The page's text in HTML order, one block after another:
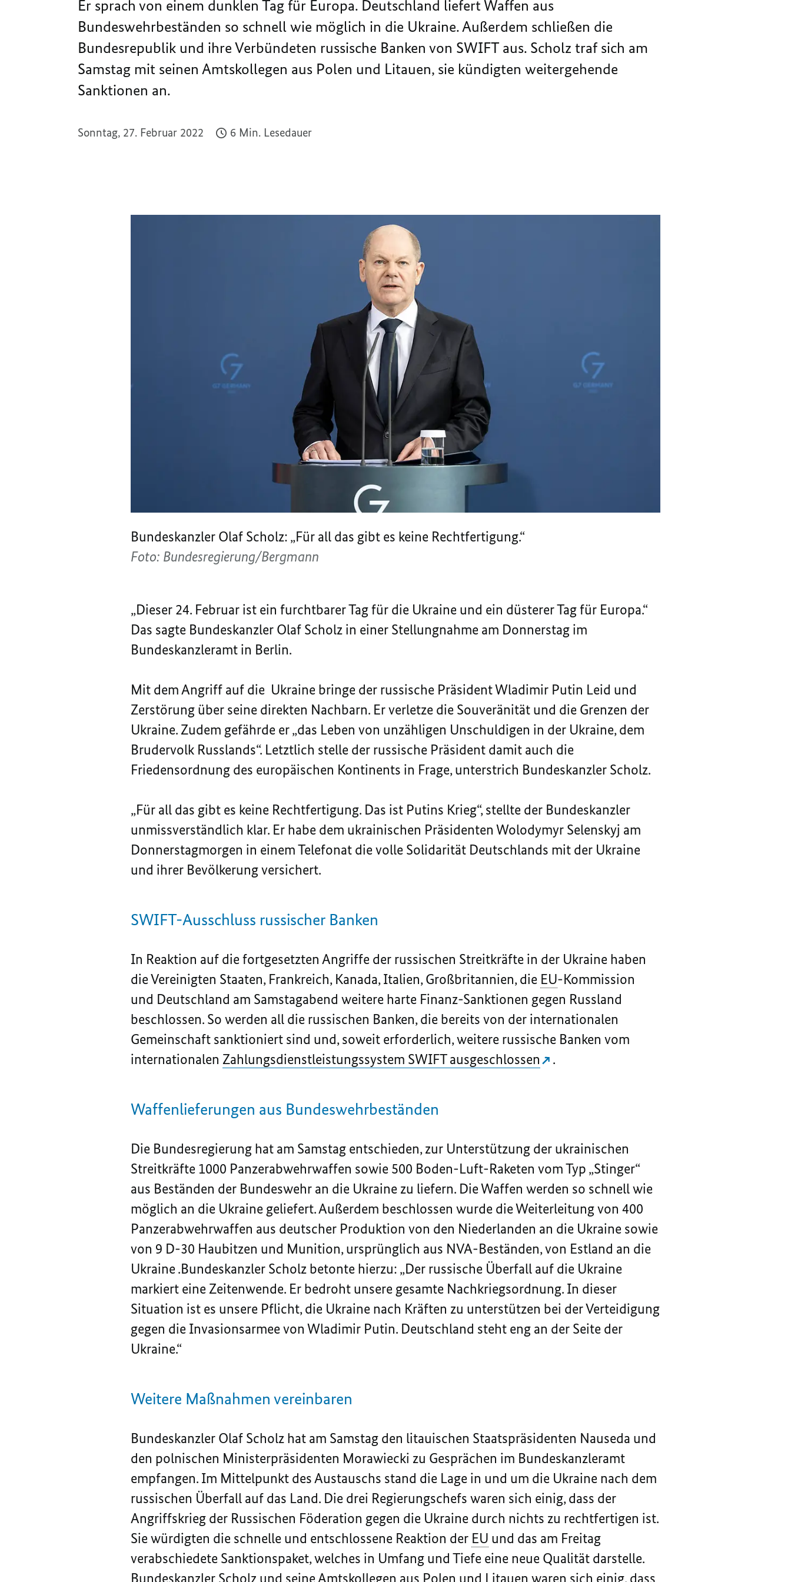
Er sprach von einem dunklen Tag für Europa. Deutschland liefert Waffen aus
Bundeswehrbeständen so schnell wie möglich in die Ukraine. Außerdem schließen die
Bundesrepublik und ihre Verbündeten russische Banken von SWIFT aus. Scholz traf sich am
Samstag mit seinen Amtskollegen aus Polen und Litauen, sie kündigten weitergehende
Sanktionen an.
Sonntag, 27. Februar 2022 6 Min. Lesedauer
Bundeskanzler Olaf Scholz: „Für all das gibt es keine Rechtfertigung.“
Foto: Bundesregierung/Bergmann
„Dieser 24. Februar ist ein furchtbarer Tag für die Ukraine und ein düsterer Tag für Europa.“
Das sagte Bundeskanzler Olaf Scholz in einer Stellungnahme am Donnerstag im
Bundeskanzleramt in Berlin.
Mit dem Angriff auf die Ukraine bringe der russische Präsident Wladimir Putin Leid und
Zerstörung über seine direkten Nachbarn. Er verletze die Souveränität und die Grenzen der
Ukraine. Zudem gefährde er „das Leben von unzähligen Unschuldigen in der Ukraine, dem
Brudervolk Russlands“. Letztlich stelle der russische Präsident damit auch die
Friedensordnung des europäischen Kontinents in Frage, unterstrich Bundeskanzler Scholz.
„Für all das gibt es keine Rechtfertigung. Das ist Putins Krieg“, stellte der Bundeskanzler
unmissverständlich klar. Er habe dem ukrainischen Präsidenten Wolodymyr Selenskyj am
Donnerstagmorgen in einem Telefonat die volle Solidarität Deutschlands mit der Ukraine
und ihrer Bevölkerung versichert.
SWIFT-Ausschluss russischer Banken
In Reaktion auf die fortgesetzten Angriffe der russischen Streitkräfte in der Ukraine haben
die Vereinigten Staaten, Frankreich, Kanada, Italien, Großbritannien, die EU-Kommission
und Deutschland am Samstagabend weitere harte Finanz-Sanktionen gegen Russland
beschlossen. So werden all die russischen Banken, die bereits von der internationalen
Gemeinschaft sanktioniert sind und, soweit erforderlich, weitere russische Banken vom
internationalen Zahlungsdienstleistungssystem SWIFT ausgeschlossen .
Waffenlieferungen aus Bundeswehrbeständen
Die Bundesregierung hat am Samstag entschieden, zur Unterstützung der ukrainischen
Streitkräfte 1000 Panzerabwehrwaffen sowie 500 Boden-Luft-Raketen vom Typ „Stinger“
aus Beständen der Bundeswehr an die Ukraine zu liefern. Die Waffen werden so schnell wie
möglich an die Ukraine geliefert. Außerdem beschlossen wurde die Weiterleitung von 400
Panzerabwehrwaffen aus deutscher Produktion von den Niederlanden an die Ukraine sowie
von 9 D-30 Haubitzen und Munition, ursprünglich aus NVA-Beständen, von Estland an die
Ukraine .Bundeskanzler Scholz betonte hierzu: „Der russische Überfall auf die Ukraine
markiert eine Zeitenwende. Er bedroht unsere gesamte Nachkriegsordnung. In dieser
Situation ist es unsere Pflicht, die Ukraine nach Kräften zu unterstützen bei der Verteidigung
gegen die Invasionsarmee von Wladimir Putin. Deutschland steht eng an der Seite der
Ukraine.“
Weitere Maßnahmen vereinbaren
Bundeskanzler Olaf Scholz hat am Samstag den litauischen Staatspräsidenten Nauseda und
den polnischen Ministerpräsidenten Morawiecki zu Gesprächen im Bundeskanzleramt
empfangen. Im Mittelpunkt des Austauschs stand die Lage in und um die Ukraine nach dem
russischen Überfall auf das Land. Die drei Regierungschefs waren sich einig, dass der
Angriffskrieg der Russischen Föderation gegen die Ukraine durch nichts zu rechtfertigen ist.
Sie würdigten die schnelle und entschlossene Reaktion der EU und das am Freitag
verabschiedete Sanktionspaket, welches in Umfang und Tiefe eine neue Qualität darstelle.
Bundeskanzler Scholz und seine Amtskollegen aus Polen und Litauen waren sich einig, dass